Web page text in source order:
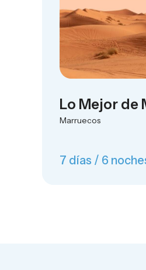
Lo Mejor de
Marruecos
7 días / 6